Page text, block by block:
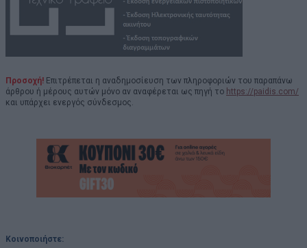
Προσοχή! Επιτρέπεται η αναδημοσίευση των πληροφοριών του παραπάνω
άρθρου ή μέρους αυτών μόνο αν αναφέρεται ως πηγή το https://paidis.com/
και υπάρχει ενεργός σύνδεσμος.
Κοινοποιήστε: